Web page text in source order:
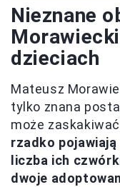
Nieznane
dzieciach
Mateusz
tylko znana
może
rzadko
liczba ich
dwoje